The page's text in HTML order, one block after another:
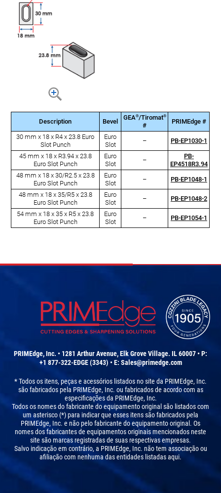
Description Bevel
GEA®/Tiromat®
#
PRIMEdge #
30 mm x 18 x R4 x 23.8 Euro
Slot Punch
Euro
Slot
– PB-EP1030-1
45 mm x 18 x R3.94 x 23.8
Euro Slot Punch
Euro
Slot
–
PB-
EP4518R3.94
48 mm x 18 x 30/R2.5 x 23.8
Euro Slot Punch
Euro
Slot
– PB-EP1048-1
48 mm x 18 x 35/R5 x 23.8
Euro Slot Punch
Euro
Slot
– PB-EP1048-2
54 mm x 18 x 35 x R5 x 23.8
Euro Slot Punch
Euro
Slot
– PB-EP1054-1
PRIMEdge, Inc. • 1281 Arthur Avenue, Elk Grove Village. IL 60007 • P:
+1 877-322-EDGE (3343) • E: Sales@primedge.com
* Todos os itens, peças e acessórios listados no site da PRIMEdge, Inc.
são fabricados pela PRIMEdge, Inc. ou fabricados de acordo com as
especificações da PRIMEdge, Inc.
Todos os nomes do fabricante do equipamento original são listados com
um asterisco (*) para indicar que esses itens são fabricados pela
PRIMEdge, Inc. e não pelo fabricante do equipamento original. Os
nomes dos fabricantes de equipamentos originais mencionados neste
site são marcas registradas de suas respectivas empresas.
Salvo indicação em contrário, a PRIMEdge, Inc. não tem associação ou
afiliação com nenhuma das entidades listadas aqui.